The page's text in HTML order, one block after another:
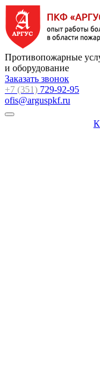
Противопожарные
и оборудование
Заказать звонок
+7 (351) 729-92-95
ofis@arguspkf.ru